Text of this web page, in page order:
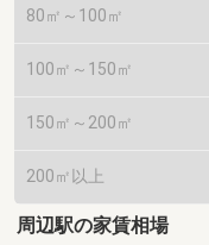
80㎡～100㎡
100㎡～150㎡
150㎡～200㎡
200㎡以上
周辺駅の家賃相場